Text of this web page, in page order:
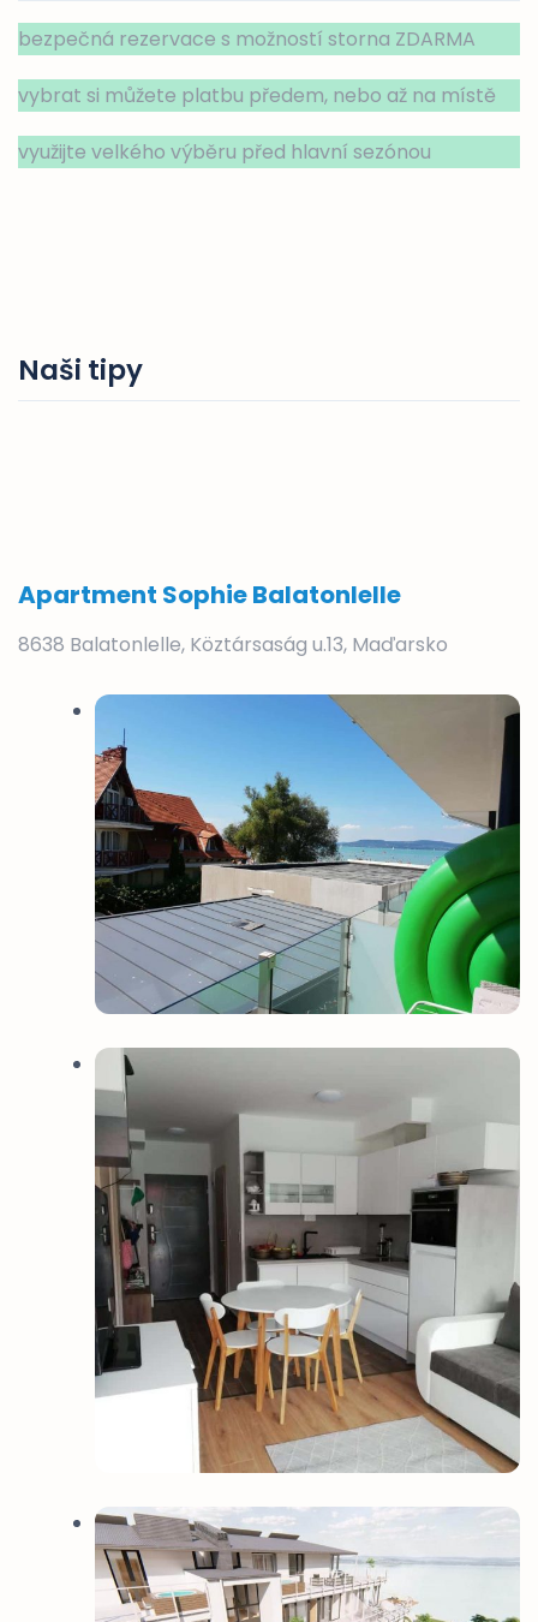
bezpečná rezervace s možností storna ZDARMA
vybrat si můžete platbu předem, nebo až na místě
využijte velkého výběru před hlavní sezónou
Naši tipy
Apartment Sophie Balatonlelle
8638 Balatonlelle, Köztársaság u.13, Maďarsko